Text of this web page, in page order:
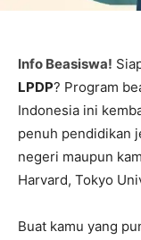
Info Beasiswa!
LPDP? Program
Indonesia ini
penuh pendidikan
negeri maupun
Harvard, Tokyo
Buat kamu yang